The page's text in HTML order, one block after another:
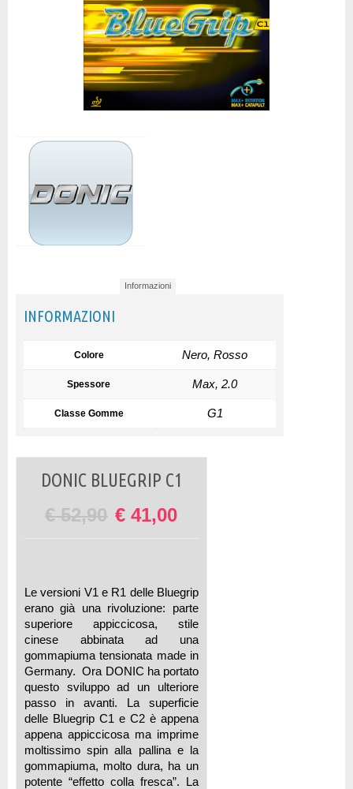
Informazioni
INFORMAZIONI
Colore Nero, Rosso
Spessore Max, 2.0
Classe Gomme G1
DONIC BLUEGRIP C1
€52,90 € 41,00
Le versioni V1 e R1 delle Bluegrip
erano già una rivoluzione: parte
superiore appiccicosa, stile
cinese abbinata ad una
gommapiuma tensionata made in
Germany. Ora DONIC ha portato
questo sviluppo ad un ulteriore
passo in avanti. La superficie
delle Bluegrip C1 e C2 è appena
appena appiccicosa ma imprime
moltissimo spin alla pallina e la
gommapiuma, molto dura, ha un
potente “effetto colla fresca”. La